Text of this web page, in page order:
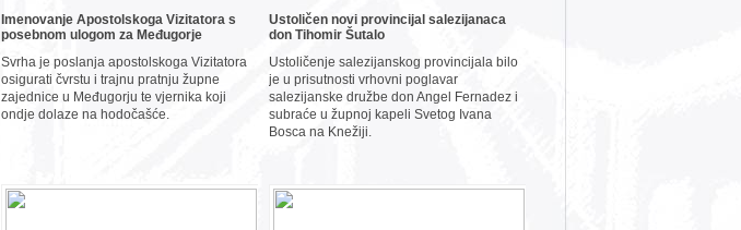
Imenovanje Apostolskoga Vizitatora s
posebnom ulogom za Međugorje
Svrha je poslanja apostolskoga Vizitatora
osigurati čvrstu i trajnu pratnju župne
zajednice u Međugorju te vjernika koji
ondje dolaze na hodočašće.
Ustoličen novi provincijal salezijanaca
don Tihomir Šutalo
Ustoličenje salezijanskog provincijala bilo
je u prisutnosti vrhovni poglavar
salezijanske družbe don Angel Fernadez i
subraće u župnoj kapeli Svetog Ivana
Bosca na Knežiji.